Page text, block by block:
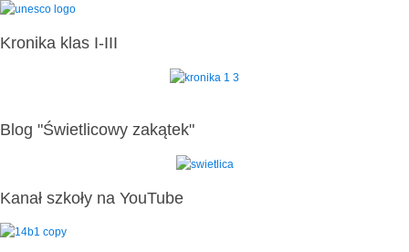
Kronika klas I-III
Blog "Świetlicowy zakątek"
Kanał szkoły na YouTube